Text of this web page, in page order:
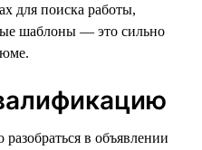
для поиска работы,
шаблоны — это сильно
в объявлении